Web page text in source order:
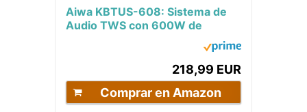
Aiwa KBTUS-608: Sistema de
Audio TWS con 600W de
Potencia e iluminación Frontal
218,99 EUR
Comprar en Amazon